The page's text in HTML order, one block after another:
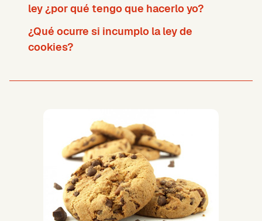
ley ¿por qué tengo que hacerlo yo?
¿Qué ocurre si incumplo la ley de
cookies?